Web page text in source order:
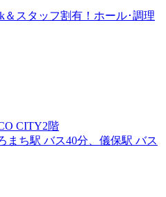
＆スタッフ割有！ホール･調理
CITY2階
まち駅 バス40分、儀保駅 バス